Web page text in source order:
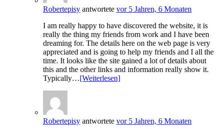
Robertepisy antwortete vor 5 Jahren, 6 Monaten
I am really happy to have discovered the website, it is
really the thing my friends from work and I have been
dreaming for. The details here on the web page is very
appreciated and is going to help my friends and I all the
time. It looks like the site gained a lot of details about
this and the other links and information really show it.
Typically…[Weiterlesen]
Robertepisy antwortete vor 5 Jahren, 6 Monaten